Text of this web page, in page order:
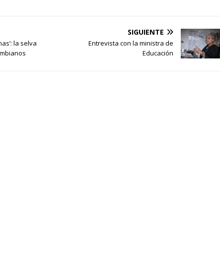
la selva
SIGUIENTE
Entrevista con la ministra de
Educación